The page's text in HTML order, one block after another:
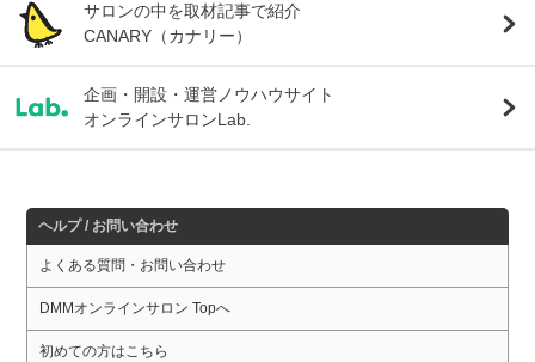
サロンの中を取材記事で紹介
CANARY（カナリー）
企画・開設・運営ノウハウサイト
オンラインサロンLab.
ヘルプ / お問い合わせ
よくある質問・お問い合わせ
DMMオンラインサロン Topへ
初めての方はこちら